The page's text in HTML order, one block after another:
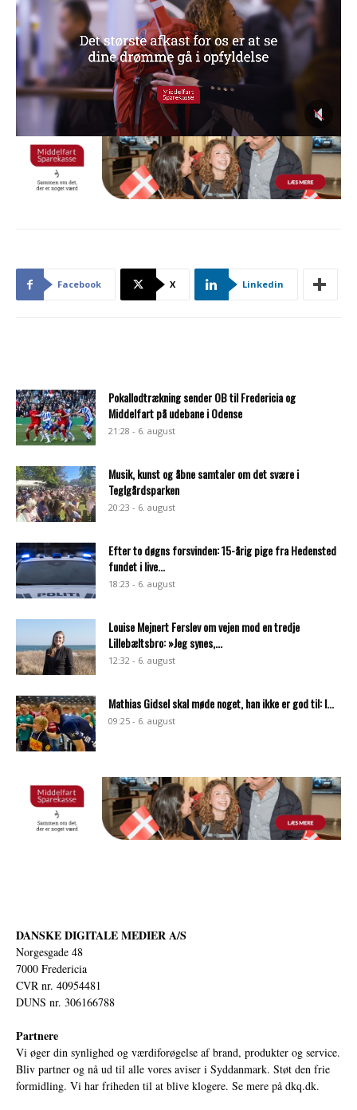
Facebook X Linkedin
Pokallodtrækning sender OB til Fredericia og
Middelfart på udebane i Odense
21:28 - 6. august
Musik, kunst og åbne samtaler om det svære i
Teglgårdsparken
20:23 - 6. august
Efter to døgns forsvinden: 15-årig pige fra Hedensted
fundet i live...
18:23 - 6. august
Louise Mejnert Ferslev om vejen mod en tredje
Lillebæltsbro: »Jeg synes,...
12:32 - 6. august
Mathias Gidsel skal møde noget, han ikke er god til: I...
09:25 - 6. august
DANSKE DIGITALE MEDIER A/S
Norgesgade 48
7000 Fredericia
CVR nr. 40954481
DUNS nr. 306166788
Partnere
Vi øger din synlighed og værdiforøgelse af brand, produkter og service.
Bliv partner og nå ud til alle vores aviser i Syddanmark. Støt den frie
formidling. Vi har friheden til at blive klogere. Se mere på dkq.dk.